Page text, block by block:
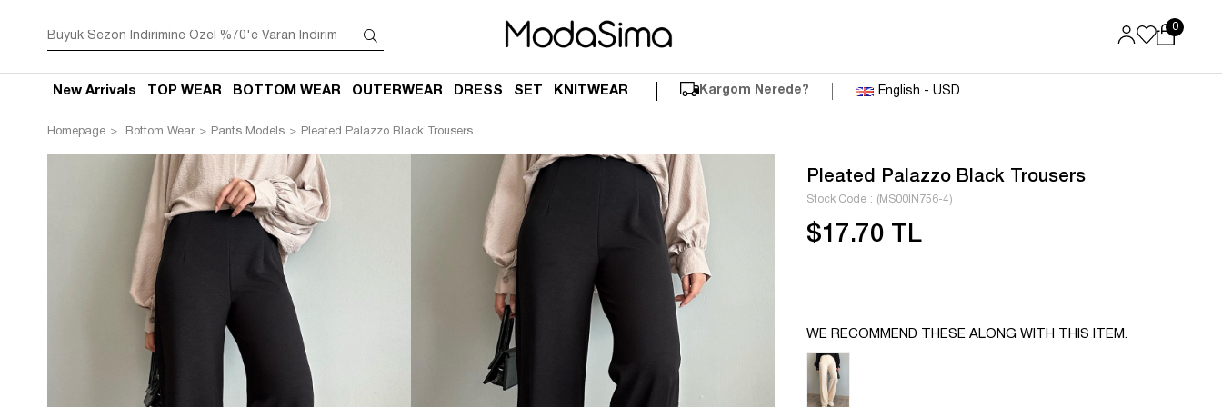
0
New Arrivals TOP WEAR BOTTOM WEAR OUTERWEAR DRESS SET KNITWEAR Kargom Nerede? English - USD
Homepage Bottom Wear Pants Models Pleated Palazzo Black Trousers
Pleated Palazzo Black Trousers
Stock Code (MS00IN756-4)
$17.70 TL
WE RECOMMEND THESE ALONG WITH THIS ITEM.